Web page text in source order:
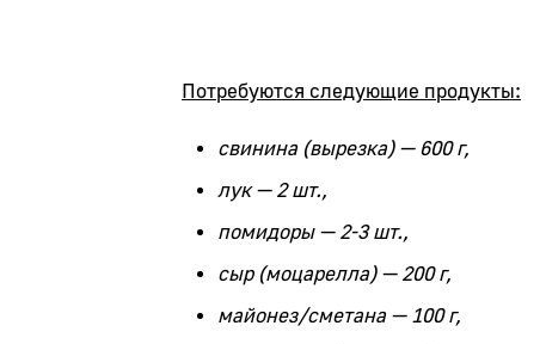
Потребуются следующие продукты:
свинина (вырезка) — 600 г,
лук — 2 шт.,
помидоры — 2-3 шт.,
сыр (моцарелла) — 200 г,
майонез/сметана — 100 г,